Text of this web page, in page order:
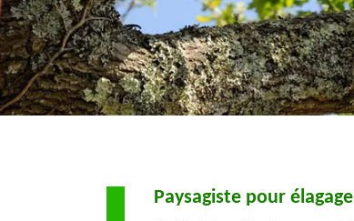
Paysagiste pour élagage